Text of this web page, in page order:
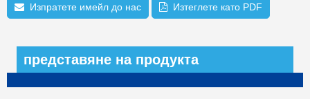
Изпратете имейл до нас Изтеглете като PDF
представяне на продукта